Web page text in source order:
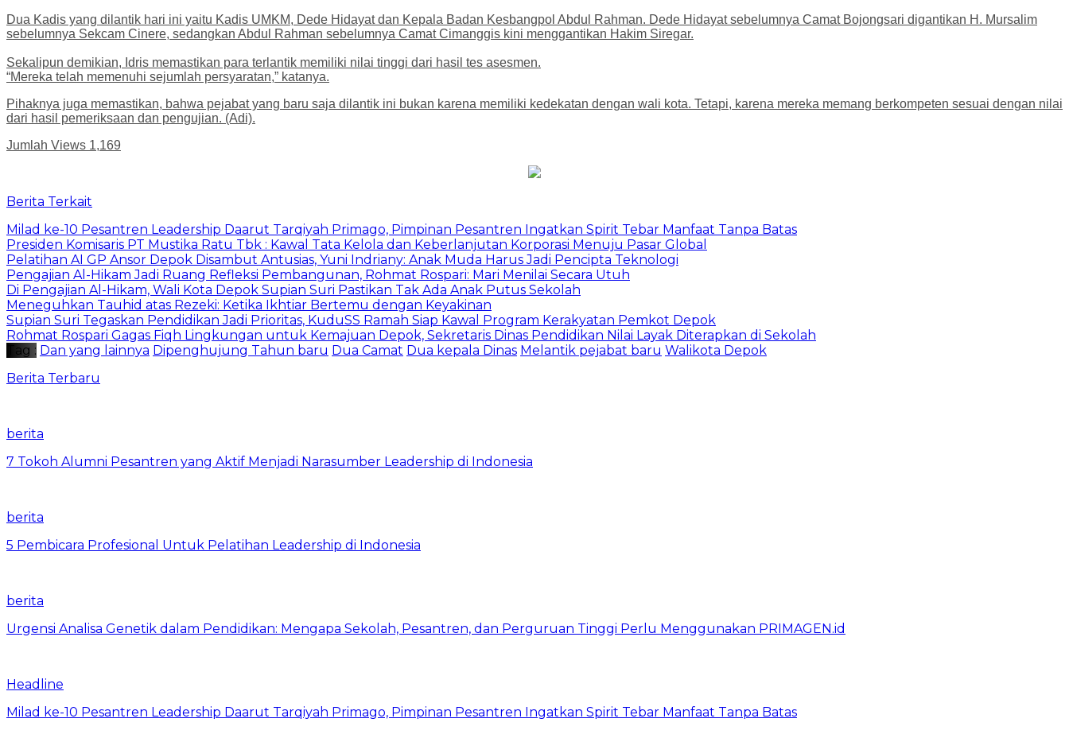
Dua Kadis yang dilantik hari ini yaitu Kadis UMKM, Dede Hidayat dan Kepala Badan Kesbangpol Abdul Rahman. Dede Hidayat sebelumnya Camat Bojongsari digantikan H. Mursalim
sebelumnya Sekcam Cinere, sedangkan Abdul Rahman sebelumnya Camat Cimanggis kini menggantikan Hakim Siregar.
Sekalipun demikian, Idris memastikan para terlantik memiliki nilai tinggi dari hasil tes asesmen.
“Mereka telah memenuhi sejumlah persyaratan,” katanya.
Pihaknya juga memastikan, bahwa pejabat yang baru saja dilantik ini bukan karena memiliki kedekatan dengan wali kota. Tetapi, karena mereka memang berkompeten sesuai dengan nilai
dari hasil pemeriksaan dan pengujian. (Adi).
Jumlah Views 1,169
Berita Terkait
Milad ke-10 Pesantren Leadership Daarut Tarqiyah Primago, Pimpinan Pesantren Ingatkan Spirit Tebar Manfaat Tanpa Batas
Presiden Komisaris PT Mustika Ratu Tbk : Kawal Tata Kelola dan Keberlanjutan Korporasi Menuju Pasar Global
Pelatihan AI GP Ansor Depok Disambut Antusias, Yuni Indriany: Anak Muda Harus Jadi Pencipta Teknologi
Pengajian Al-Hikam Jadi Ruang Refleksi Pembangunan, Rohmat Rospari: Mari Menilai Secara Utuh
Di Pengajian Al-Hikam, Wali Kota Depok Supian Suri Pastikan Tak Ada Anak Putus Sekolah
Meneguhkan Tauhid atas Rezeki: Ketika Ikhtiar Bertemu dengan Keyakinan
Supian Suri Tegaskan Pendidikan Jadi Prioritas, KuduSS Ramah Siap Kawal Program Kerakyatan Pemkot Depok
Rohmat Rospari Gagas Fiqh Lingkungan untuk Kemajuan Depok, Sekretaris Dinas Pendidikan Nilai Layak Diterapkan di Sekolah
Tag : Dan yang lainnya Dipenghujung Tahun baru Dua Camat Dua kepala Dinas Melantik pejabat baru Walikota Depok
Berita Terbaru
berita
7 Tokoh Alumni Pesantren yang Aktif Menjadi Narasumber Leadership di Indonesia
berita
5 Pembicara Profesional Untuk Pelatihan Leadership di Indonesia
berita
Urgensi Analisa Genetik dalam Pendidikan: Mengapa Sekolah, Pesantren, dan Perguruan Tinggi Perlu Menggunakan PRIMAGEN.id
Headline
Milad ke-10 Pesantren Leadership Daarut Tarqiyah Primago, Pimpinan Pesantren Ingatkan Spirit Tebar Manfaat Tanpa Batas